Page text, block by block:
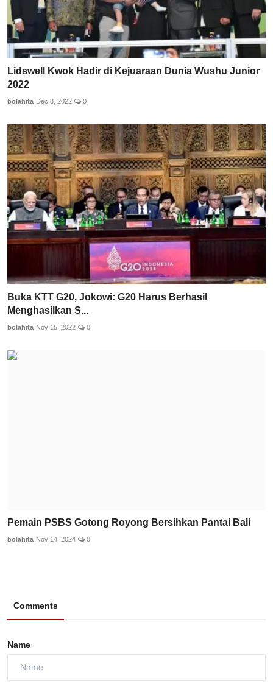
Lidswell Kwok Hadir di Kejuaraan Dunia Wushu Junior
2022
bolahita Dec 8, 2022 0
Buka KTT G20, Jokowi: G20 Harus Berhasil
Menghasilkan S...
bolahita Nov 15, 2022 0
Pemain PSBS Gotong Royong Bersihkan Pantai Bali
bolahita Nov 14, 2024 0
Comments
Name